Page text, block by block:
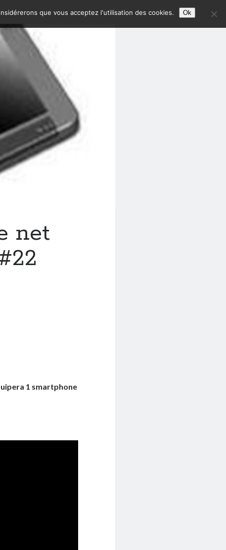
net
1 smartphone
que vous acceptez l'utilisation des cookies. Ok